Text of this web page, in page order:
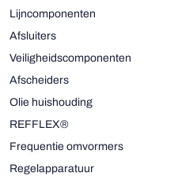
Lijncomponenten
Afsluiters
Veiligheidscomponenten
Afscheiders
Olie huishouding
REFFLEX®
Frequentie omvormers
Regelapparatuur